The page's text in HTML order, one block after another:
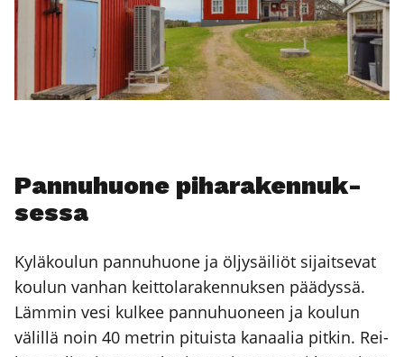
Pan­nu­huo­ne piha­ra­ken­nuk­
ses­sa
Kylä­kou­lun pan­nu­huo­ne ja öljy­säi­liöt sijait­se­vat
kou­lun van­han keit­to­la­ra­ken­nuk­sen pää­dys­sä.
Läm­min vesi kul­kee pan­nu­huo­neen ja kou­lun
välil­lä noin 40 met­rin pituis­ta kanaa­lia pit­kin. Rei­